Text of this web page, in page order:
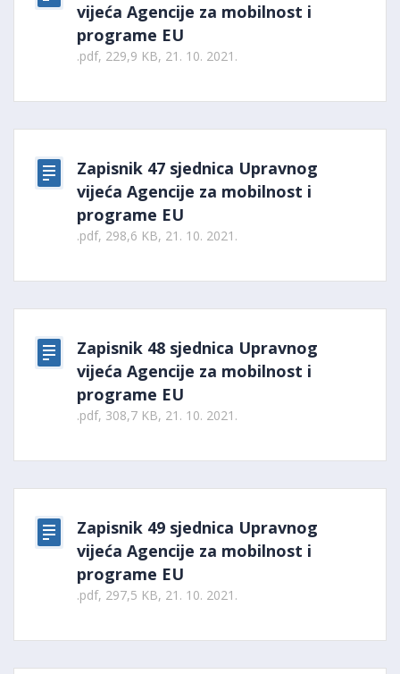
vijeća Agencije za mobilnost i
programe EU
.pdf, 229,9 KB, 21. 10. 2021.
Zapisnik 47 sjednica Upravnog
vijeća Agencije za mobilnost i
programe EU
.pdf, 298,6 KB, 21. 10. 2021.
Zapisnik 48 sjednica Upravnog
vijeća Agencije za mobilnost i
programe EU
.pdf, 308,7 KB, 21. 10. 2021.
Zapisnik 49 sjednica Upravnog
vijeća Agencije za mobilnost i
programe EU
.pdf, 297,5 KB, 21. 10. 2021.